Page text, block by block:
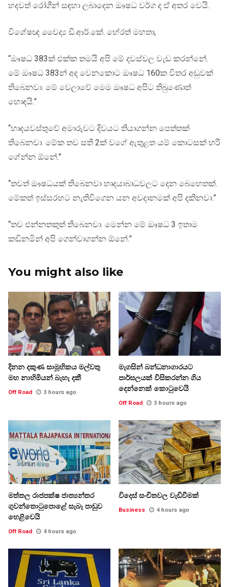
හදවත් රෝගීන් සඳහා ලබාදෙන ඖෂධ වර්ග ද ඒ අතර වෙයි.
විශේෂඥ වෛද්‍ය ඩී.ආර්.කේ. හේරත් මහතා,
“ඖෂධ 383ක් එක්ක තමයි අපි මේ දවස්වල වැඩ කරන්නේ.
මේ ඖෂධ 383න් අද වෙනකොට ඖෂධ 160ක විතර අඩුවක්
තිබෙනවා. මේ වෙලාවේ මෙම ඖෂධ අපිට තිබුණොත්
හොඳයි.”
“හෘදයවස්තුවේ අමාරුවට දිවයට තියාගන්න පෙත්තක්
තිබෙනවා. මේක තව සති 2ක් වගේ ඇතුළත යම් කොටසක් හරි
ගේන්න ඕනේ.”
“තවත් ඖෂධයක් තිබෙනවා හෘදයාබාධවලට දෙන බෙහෙතක්.
මේකත් ඉස්සරහට නැතිවීගෙන යන අවදානමක් අපි දකිනවා.”
“තව එන්නතකුත් තිබෙනවා. මෙන්න මේ ඖෂධ 3 ඉතාම
කඩිනමින් අපි ගෙන්වාගන්න ඕනේ.”
You might also like
දිනන දකුණ සාමූහිකය මල්වතු
මහ නාහිමියන් බැහැ දකී
Off Road 3 hours ago
මැගසින් බන්ධනාගාරයට
පාර්සලයක් විසිකරන්න ගිය
දෙන්නෙක් කොටුවෙයි
Off Road 3 hours ago
මත්තල රාජපක්ෂ ජාත්‍යන්තර
ගුවන්තොටුපොළේ සැබෑ පාඩුව
හෙළිවෙයි
Off Road 4 hours ago
විදෙස් සංචිතවල වැඩිවීමක්
Business 4 hours ago